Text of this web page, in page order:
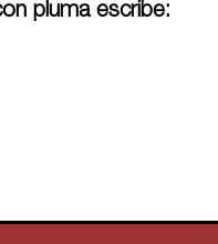
pluma escribe: